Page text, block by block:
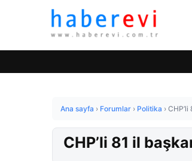
Ana sayfa › Forumlar › Politika ›
CHP’li 81 il